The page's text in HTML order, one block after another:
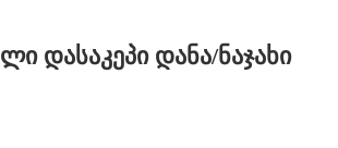
დასაკეპი დანა/ნაჯახი